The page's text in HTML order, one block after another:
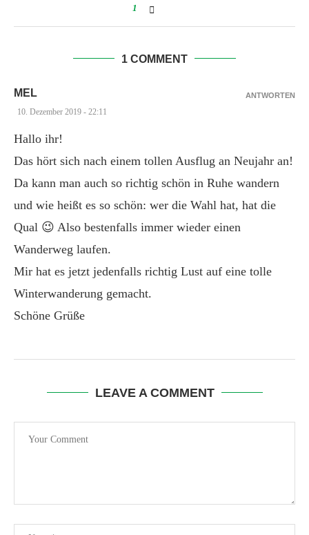
1
1 COMMENT
MEL
10. Dezember 2019 - 22:11
Hallo ihr!
Das hört sich nach einem tollen Ausflug an Neujahr an!
Da kann man auch so richtig schön in Ruhe wandern
und wie heißt es so schön: wer die Wahl hat, hat die
Qual 😉 Also bestenfalls immer wieder einen
Wanderweg laufen.
Mir hat es jetzt jedenfalls richtig Lust auf eine tolle
Winterwanderung gemacht.
Schöne Grüße
ANTWORTEN
LEAVE A COMMENT